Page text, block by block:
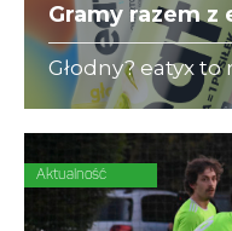
Gramy razem z
Głodny? eatyx
Hyperfood®,
posiłków w
mogących
ciągu dnia
Aktualność